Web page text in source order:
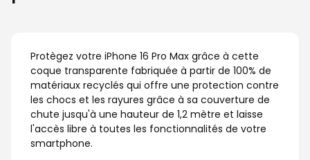
Protègez votre iPhone 16 Pro Max grâce à cette
coque transparente fabriquée à partir de 100% de
matériaux recyclés qui offre une protection contre
les chocs et les rayures grâce à sa couverture de
chute jusqu'à une hauteur de 1,2 mètre et laisse
l'accès libre à toutes les fonctionnalités de votre
smartphone.